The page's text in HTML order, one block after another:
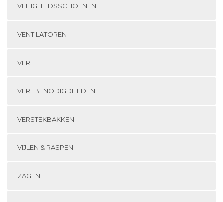
VEILIGHEIDSSCHOENEN
VENTILATOREN
VERF
VERFBENODIGDHEDEN
VERSTEKBAKKEN
VIJLEN & RASPEN
ZAGEN